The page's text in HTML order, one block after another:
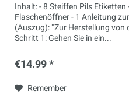
Inhalt: - 8 Steiffen Pils Etiketten
Flaschenöffner - 1 Anleitung
(Auszug): "Zur Herstellung
Schritt 1: Gehen Sie in ein...
€14.99 *
Remember